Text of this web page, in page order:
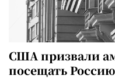
США призвали
посещать